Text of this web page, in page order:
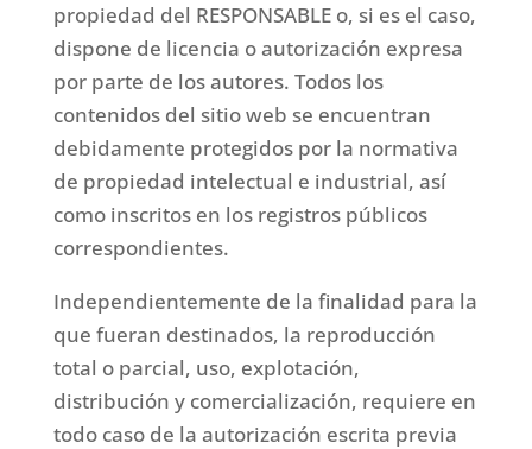
propiedad del RESPONSABLE o, si es el caso,
dispone de licencia o autorización expresa
por parte de los autores. Todos los
contenidos del sitio web se encuentran
debidamente protegidos por la normativa
de propiedad intelectual e industrial, así
como inscritos en los registros públicos
correspondientes.
Independientemente de la finalidad para la
que fueran destinados, la reproducción
total o parcial, uso, explotación,
distribución y comercialización, requiere en
todo caso de la autorización escrita previa